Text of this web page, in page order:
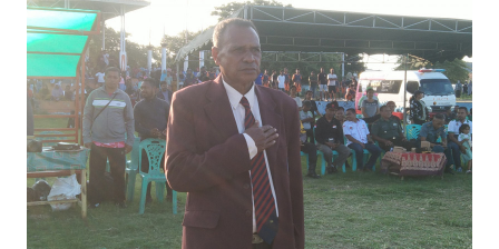
WN
SULTENG
WN
SULBAR
WN
BABEL